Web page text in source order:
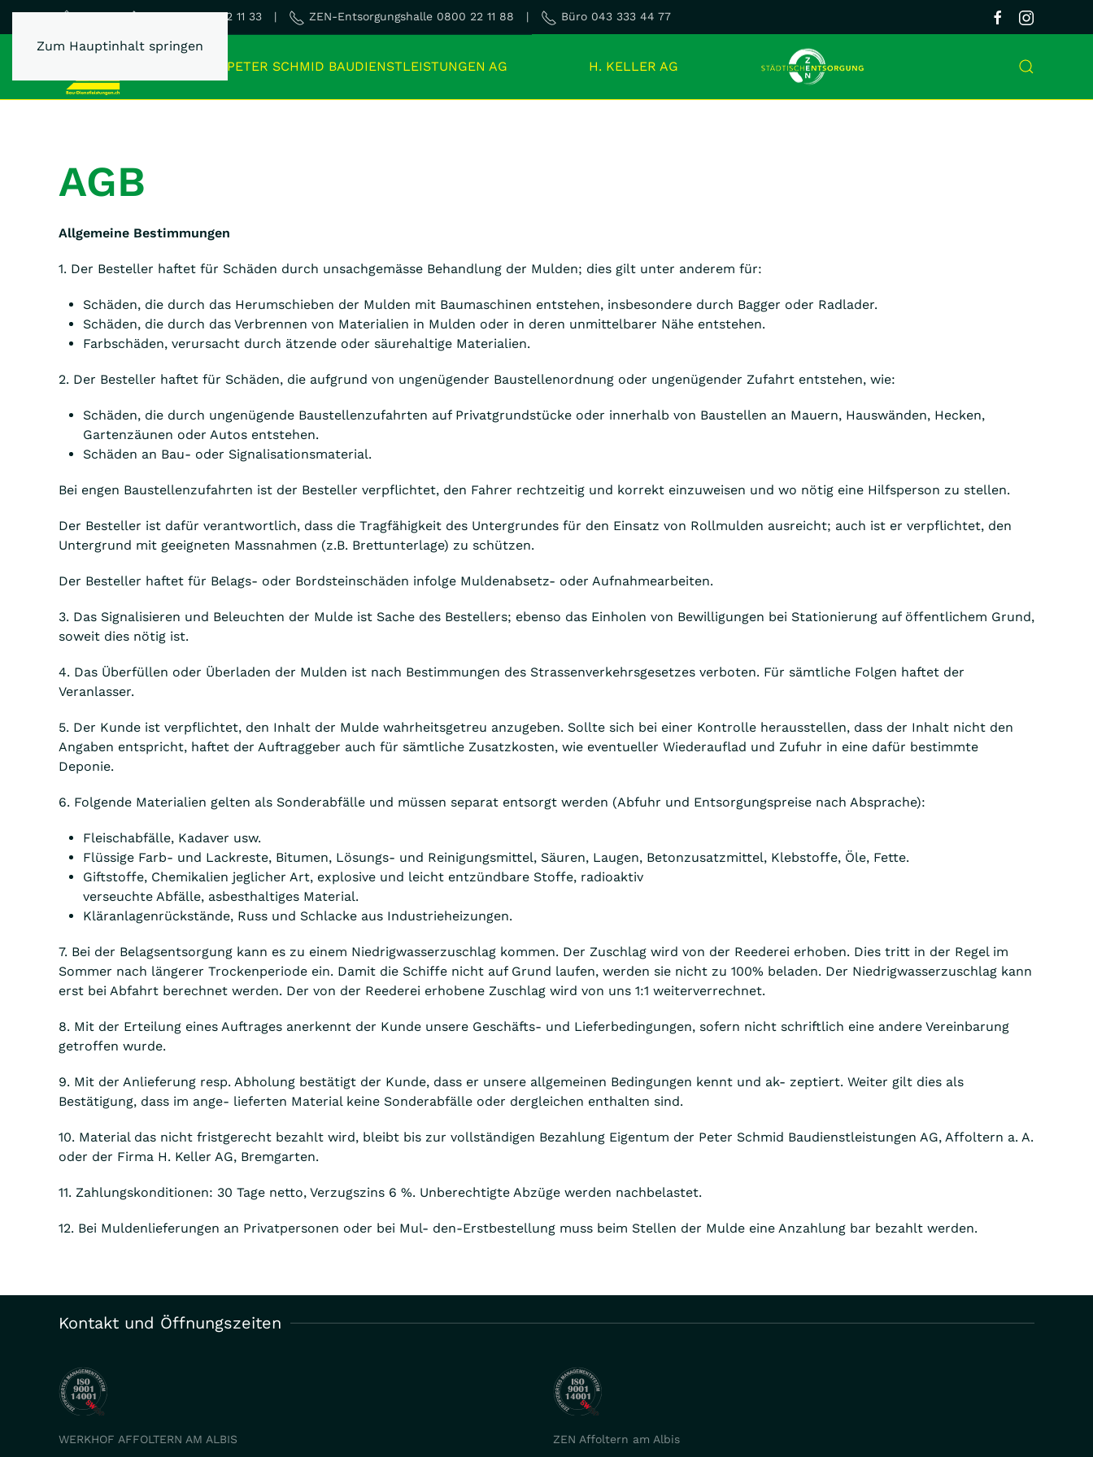
Zum Hauptinhalt springen
Home Dispo 0800 22 11 33 | ZEN-Entsorgungshalle 0800 22 11 88 | Büro 043 333 44 77
PETER SCHMID BAUDIENSTLEISTUNGEN AG H. KELLER AG
AGB
Allgemeine Bestimmungen
1. Der Besteller haftet für Schäden durch unsachgemässe Behandlung der Mulden; dies gilt unter anderem für:
Schäden, die durch das Herumschieben der Mulden mit Baumaschinen entstehen, insbesondere durch Bagger oder Radlader.
Schäden, die durch das Verbrennen von Materialien in Mulden oder in deren unmittelbarer Nähe entstehen.
Farbschäden, verursacht durch ätzende oder säurehaltige Materialien.
2. Der Besteller haftet für Schäden, die aufgrund von ungenügender Baustellenordnung oder ungenügender Zufahrt entstehen, wie:
Schäden, die durch ungenügende Baustellenzufahrten auf Privatgrundstücke oder innerhalb von Baustellen an Mauern, Hauswänden, Hecken,
Gartenzäunen oder Autos entstehen.
Schäden an Bau- oder Signalisationsmaterial.
Bei engen Baustellenzufahrten ist der Besteller verpflichtet, den Fahrer rechtzeitig und korrekt einzuweisen und wo nötig eine Hilfsperson zu stellen.
Der Besteller ist dafür verantwortlich, dass die Tragfähigkeit des Untergrundes für den Einsatz von Rollmulden ausreicht; auch ist er verpflichtet, den
Untergrund mit geeigneten Massnahmen (z.B. Brettunterlage) zu schützen.
Der Besteller haftet für Belags- oder Bordsteinschäden infolge Muldenabsetz- oder Aufnahmearbeiten.
3. Das Signalisieren und Beleuchten der Mulde ist Sache des Bestellers; ebenso das Einholen von Bewilligungen bei Stationierung auf öffentlichem Grund,
soweit dies nötig ist.
4. Das Überfüllen oder Überladen der Mulden ist nach Bestimmungen des Strassenverkehrsgesetzes verboten. Für sämtliche Folgen haftet der
Veranlasser.
5. Der Kunde ist verpflichtet, den Inhalt der Mulde wahrheitsgetreu anzugeben. Sollte sich bei einer Kontrolle herausstellen, dass der Inhalt nicht den
Angaben entspricht, haftet der Auftraggeber auch für sämtliche Zusatzkosten, wie eventueller Wiederauflad und Zufuhr in eine dafür bestimmte
Deponie.
6. Folgende Materialien gelten als Sonderabfälle und müssen separat entsorgt werden (Abfuhr und Entsorgungspreise nach Absprache):
Fleischabfälle, Kadaver usw.
Flüssige Farb- und Lackreste, Bitumen, Lösungs- und Reinigungsmittel, Säuren, Laugen, Betonzusatzmittel, Klebstoffe, Öle, Fette.
Giftstoffe, Chemikalien jeglicher Art, explosive und leicht entzündbare Stoffe, radioaktiv
verseuchte Abfälle, asbesthaltiges Material.
Kläranlagenrückstände, Russ und Schlacke aus Industrieheizungen.
7. Bei der Belagsentsorgung kann es zu einem Niedrigwasserzuschlag kommen. Der Zuschlag wird von der Reederei erhoben. Dies tritt in der Regel im
Sommer nach längerer Trockenperiode ein. Damit die Schiffe nicht auf Grund laufen, werden sie nicht zu 100% beladen. Der Niedrigwasserzuschlag kann
erst bei Abfahrt berechnet werden. Der von der Reederei erhobene Zuschlag wird von uns 1:1 weiterverrechnet.
8. Mit der Erteilung eines Auftrages anerkennt der Kunde unsere Geschäfts- und Lieferbedingungen, sofern nicht schriftlich eine andere Vereinbarung
getroffen wurde.
9. Mit der Anlieferung resp. Abholung bestätigt der Kunde, dass er unsere allgemeinen Bedingungen kennt und ak- zeptiert. Weiter gilt dies als
Bestätigung, dass im ange- lieferten Material keine Sonderabfälle oder dergleichen enthalten sind.
10. Material das nicht fristgerecht bezahlt wird, bleibt bis zur vollständigen Bezahlung Eigentum der Peter Schmid Baudienstleistungen AG, Affoltern a. A.
oder der Firma H. Keller AG, Bremgarten.
11. Zahlungskonditionen: 30 Tage netto, Verzugszins 6 %. Unberechtigte Abzüge werden nachbelastet.
12. Bei Muldenlieferungen an Privatpersonen oder bei Mul- den-Erstbestellung muss beim Stellen der Mulde eine Anzahlung bar bezahlt werden.
Kontakt und Öffnungszeiten
WERKHOF AFFOLTERN AM ALBIS ZEN Affoltern am Albis